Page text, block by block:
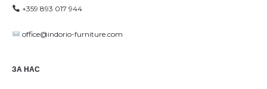
+359 893 017 944
office@indorio-furniture.com
ЗА НАС